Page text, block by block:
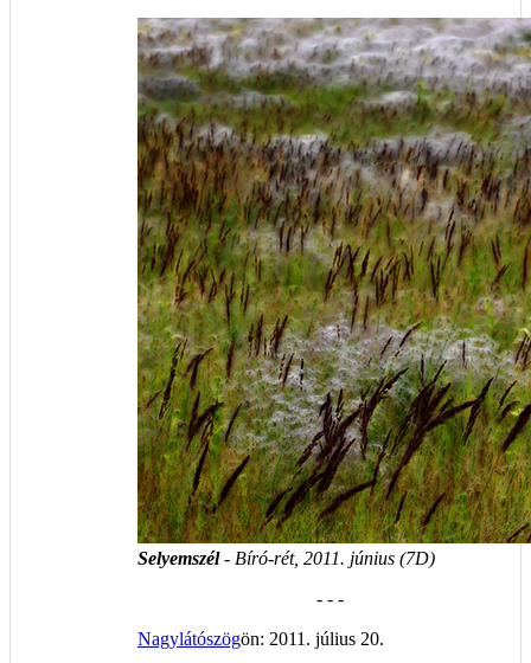
Selyemszél- Bíró-rét, 2011. június (7D)
- - -
Nagylátószögön: 2011. július 20.